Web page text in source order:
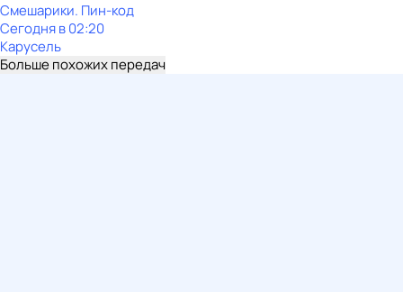
Смешарики. Пин-код
Сегодня в 02:20
Карусель
Больше похожих передач